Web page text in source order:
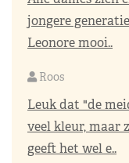
jongere
Leonore mooi..
Roos
Leuk dat "de
veel kleur, maar
geeft het wel e..